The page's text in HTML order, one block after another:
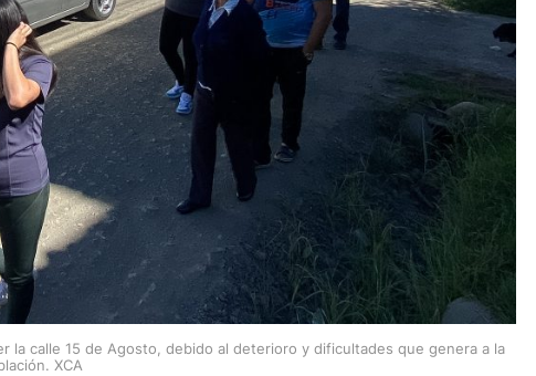
la calle 15 de Agosto, debido al deterioro y dificultades que genera a la
XCA